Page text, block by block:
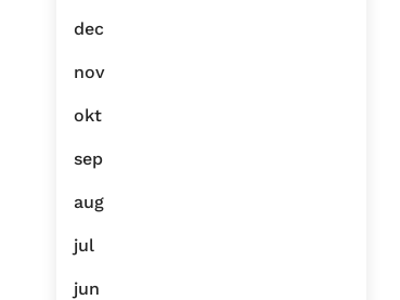
dec
nov
okt
sep
aug
jul
jun